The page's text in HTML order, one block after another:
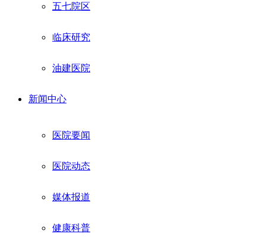
五七院区
临床研究
油建医院
新闻中心
医院要闻
医院动态
媒体报道
健康科普